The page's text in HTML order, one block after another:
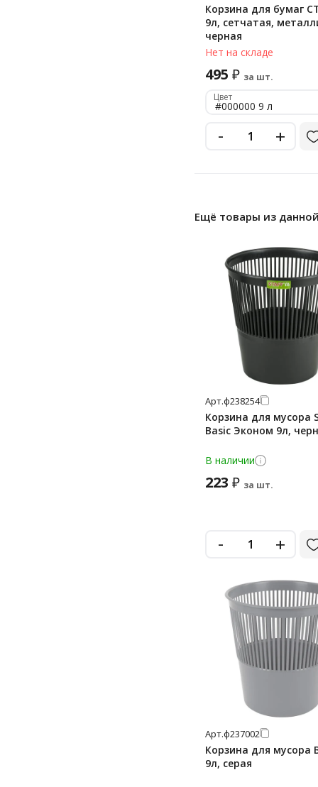
Корзина для бумаг
9л, сетчатая,
черная
Нет на складе
495 ₽ за шт.
Цвет
#000000 9 л
- +
Ещё товары из
Арт.ф238254
Корзина для мусора
Basic Эконом 9л,
В наличии
223 ₽ за шт.
- +
Арт.ф237002
Корзина для мусора
9л, серая